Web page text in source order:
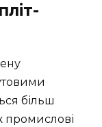
більш
промислові